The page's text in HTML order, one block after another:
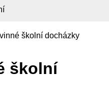
školní docházky
školní